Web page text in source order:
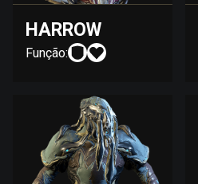
HARROW
Função: